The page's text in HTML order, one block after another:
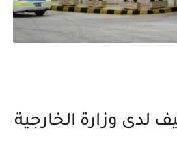
لدى وزارة الخارجية